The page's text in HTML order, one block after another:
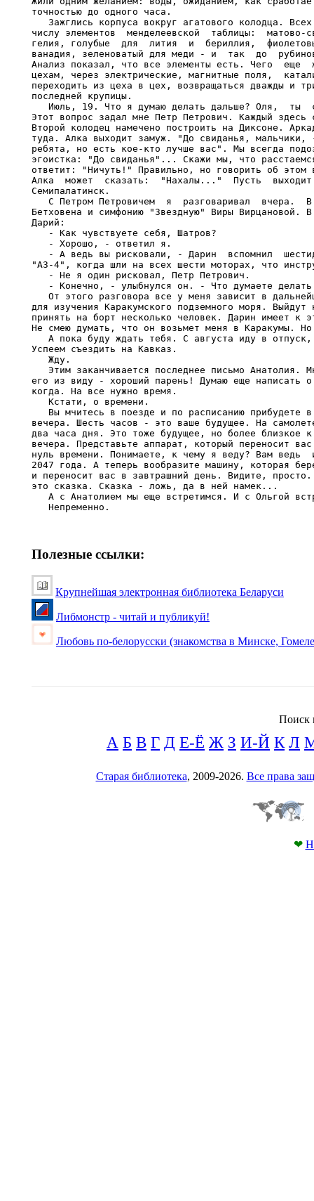
Полезные ссылки:
Крупнейшая электронная библиотека Беларуси
Либмонстр - читай и публикуй!
Любовь по-белорусски (знакомства в Минске,
Поиск
А Б В Г Д Е-Ё Ж З И-Й К Л
Старая библиотека, 2009-2026. Все права
❤